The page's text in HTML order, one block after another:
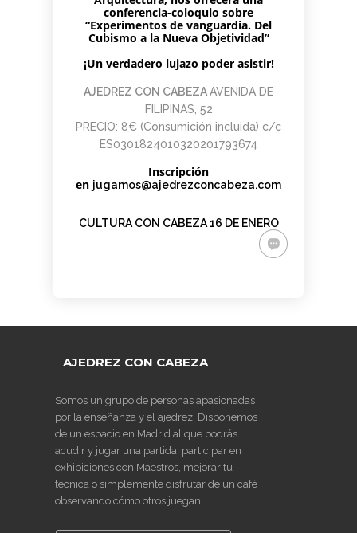
CON
CABEZA
23 DE
DEL PAULAR)
PARA
ADULTOS -
CURSO DE
APRENDE
INICIO LA
DEL 11 DE
MAYO
AJEDREZ CON
CABEZA 2026
DE JUGAR
CON
DIFERENCIA
LUNES 16 DE
20.15H
conferencia-coloquio sobre
“Experimentos de vanguardia. Del
Cubismo a la Nueva Objetividad”
¡Un verdadero lujazo poder asistir!
AJEDREZ CON CABEZAAVENIDA DE
FILIPINAS, 52
PRECIO: 8€ (Consumición incluida) c/c
ES0301824010320201793674
Inscripción
en jugamos@ajedrezconcabeza.com
CULTURA CON CABEZA 16 DE ENERO
AJEDREZ CON CABEZA
Somos un grupo de personas apasionadas
por la enseñanza y el ajedrez. Disponemos
de un espacio en Madrid al que podrás
acudir y jugar una partida, participar en
exhibiciones con Maestros, mejorar tu
tecnica o simplemente disfrutar de un café
observando cómo otros juegan.